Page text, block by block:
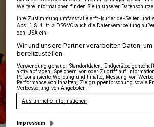
Weitere Informationen finden Sie in unserer
Ihre Zustimmung umfasst alle erft-kurier.de-Seiten und
Abs. 1 S. 1 lit. a DSGVO auch die Datenverarbeitung
den USA ein.
Wir und unsere Partner verarbeiten Daten,
bereitzustellen:
Verwendung genauer Standortdaten.
aktiv abfragen. Speichern von oder Zugriff auf
Personalisierte Werbung und Inhalte, Messung von
Performance von Inhalten, Zielgruppenforschung sowie
Verbesserung von Angeboten.
Ausführliche Informationen
Impressum